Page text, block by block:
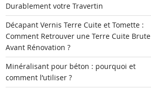
Durablement votre Travertin
Décapant Vernis Terre Cuite et Tomette :
Comment Retrouver une Terre Cuite Brute
Avant Rénovation ?
Minéralisant pour béton : pourquoi et
comment l’utiliser ?